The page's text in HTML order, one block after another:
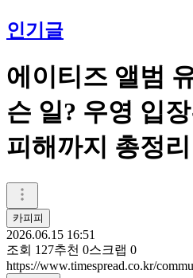
인기글
에이티즈 앨범
슨 일? 우영 입
피해까지 총정리
카피피
2026.06.15 16:51
조회 127추천 0스크랩 0
https://www.timespread.co.kr/